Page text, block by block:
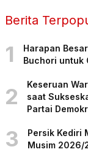
Berita
1
Harapan
Buchori untuk
2
Keseruan
saat
Partai
3
Persik Kediri
Musim 2026/